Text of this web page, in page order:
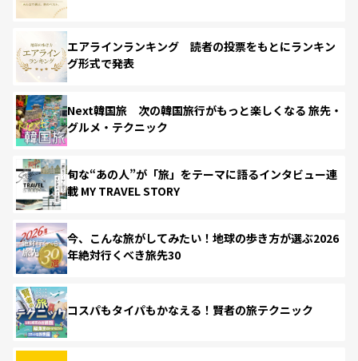
エアラインランキング 読者の投票をもとにランキン
グ形式で発表
Next韓国旅 次の韓国旅行がもっと楽しくなる 旅先・
グルメ・テクニック
旬な“あの人”が「旅」をテーマに語るインタビュー連
載 MY TRAVEL STORY
今、こんな旅がしてみたい！地球の歩き方が選ぶ2026
年絶対行くべき旅先30
コスパもタイパもかなえる！賢者の旅テクニック